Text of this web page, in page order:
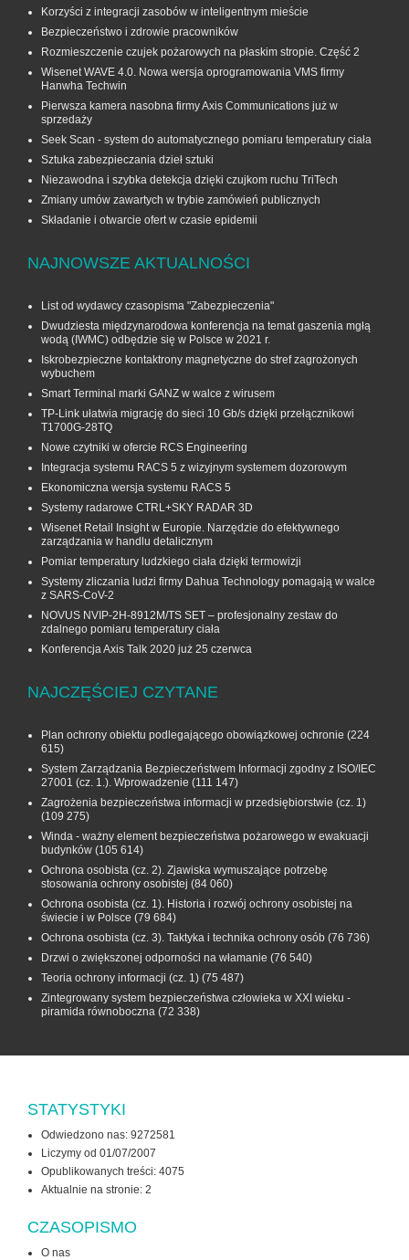
Korzyści z integracji zasobów w inteligentnym mieście
Bezpieczeństwo i zdrowie pracowników
Rozmieszczenie czujek pożarowych na płaskim stropie. Część 2
Wisenet WAVE 4.0. Nowa wersja oprogramowania VMS firmy
Hanwha Techwin
Pierwsza kamera nasobna firmy Axis Communications już w
sprzedaży
Seek Scan - system do automatycznego pomiaru temperatury ciała
Sztuka zabezpieczania dzieł sztuki
Niezawodna i szybka detekcja dzięki czujkom ruchu TriTech
Zmiany umów zawartych w trybie zamówień publicznych
Składanie i otwarcie ofert w czasie epidemii
NAJNOWSZE AKTUALNOŚCI
List od wydawcy czasopisma "Zabezpieczenia"
Dwudziesta międzynarodowa konferencja na temat gaszenia mgłą
wodą (IWMC) odbędzie się w Polsce w 2021 r.
Iskrobezpieczne kontaktrony magnetyczne do stref zagrożonych
wybuchem
Smart Terminal marki GANZ w walce z wirusem
TP-Link ułatwia migrację do sieci 10 Gb/s dzięki przełącznikowi
T1700G‑28TQ
Nowe czytniki w ofercie RCS Engineering
Integracja systemu RACS 5 z wizyjnym systemem dozorowym
Ekonomiczna wersja systemu RACS 5
Systemy radarowe CTRL+SKY RADAR 3D
Wisenet Retail Insight w Europie. Narzędzie do efektywnego
zarządzania w handlu detalicznym
Pomiar temperatury ludzkiego ciała dzięki termowizji
Systemy zliczania ludzi firmy Dahua Technology pomagają w walce
z SARS-CoV-2
NOVUS NVIP-2H-8912M/TS SET – profesjonalny zestaw do
zdalnego pomiaru temperatury ciała
Konferencja Axis Talk 2020 już 25 czerwca
NAJCZĘŚCIEJ CZYTANE
Plan ochrony obiektu podlegającego obowiązkowej ochronie (224
615)
System Zarządzania Bezpieczeństwem Informacji zgodny z ISO/IEC
27001 (cz. 1.). Wprowadzenie (111 147)
Zagrożenia bezpieczeństwa informacji w przedsiębiorstwie (cz. 1)
(109 275)
Winda - ważny element bezpieczeństwa pożarowego w ewakuacji
budynków (105 614)
Ochrona osobista (cz. 2). Zjawiska wymuszające potrzebę
stosowania ochrony osobistej (84 060)
Ochrona osobista (cz. 1). Historia i rozwój ochrony osobistej na
świecie i w Polsce (79 684)
Ochrona osobista (cz. 3). Taktyka i technika ochrony osób (76 736)
Drzwi o zwiększonej odporności na włamanie (76 540)
Teoria ochrony informacji (cz. 1) (75 487)
Zintegrowany system bezpieczeństwa człowieka w XXI wieku -
piramida równoboczna (72 338)
STATYSTYKI
Odwiedzono nas: 9272581
Liczymy od 01/07/2007
Opublikowanych treści: 4075
Aktualnie na stronie: 2
CZASOPISMO
O nas